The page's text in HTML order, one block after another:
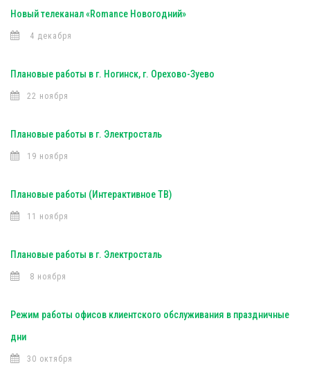
Новый телеканал «Romance Новогодний»
4 декабря
Плановые работы в г. Ногинск, г. Орехово-Зуево
22 ноября
Плановые работы в г. Электросталь
19 ноября
Плановые работы (Интерактивное ТВ)
11 ноября
Плановые работы в г. Электросталь
8 ноября
Режим работы офисов клиентского обслуживания в праздничные
дни
30 октября